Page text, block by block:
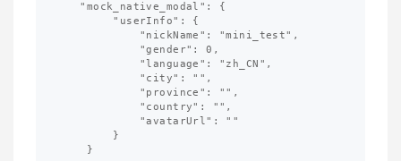
   "mock_native_modal": {
        "userInfo": {
            "nickName": "mini_test",
            "gender": 0,
            "language": "zh_CN",
            "city": "",
            "province": "",
            "country": "",
            "avatarUrl": ""
        }
    }